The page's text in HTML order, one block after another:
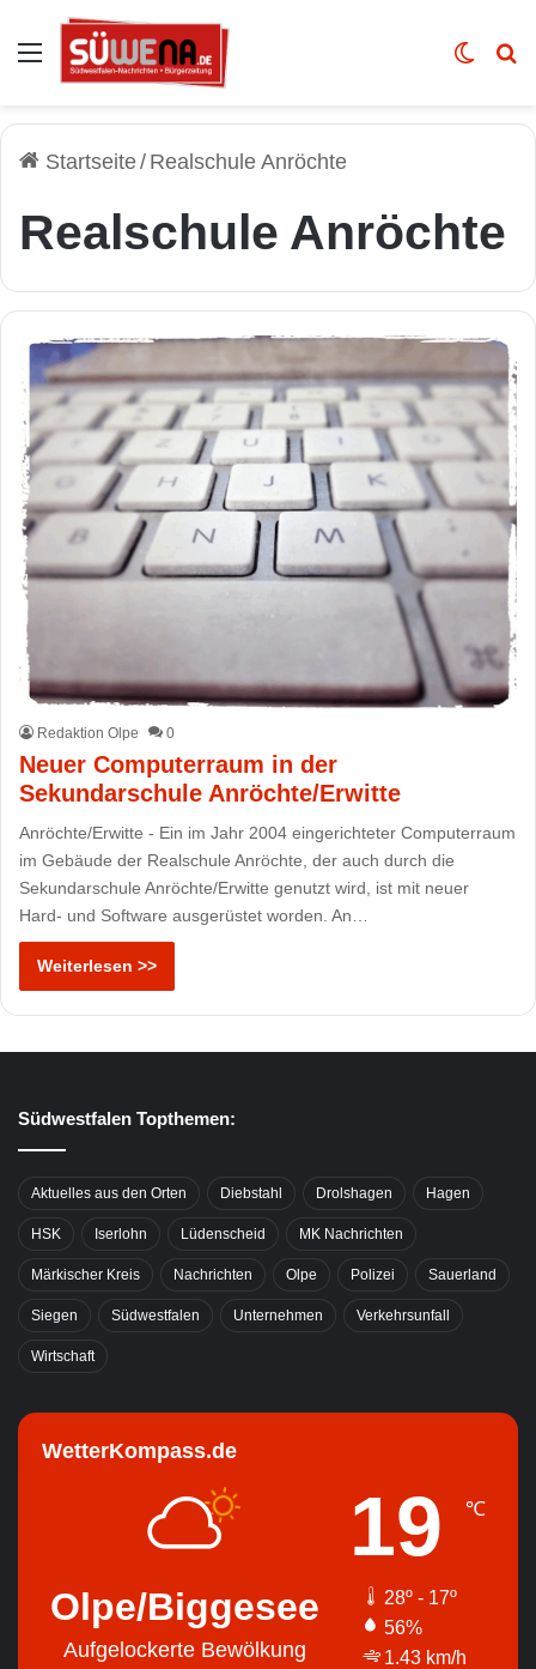
Auswahl Skin
Startseite/ Realschule Anröchte
Realschule Anröchte
Redaktion Olpe 0
Neuer Computerraum in der
Sekundarschule Anröchte/Erwitte
Anröchte/Erwitte - Ein im Jahr 2004 eingerichteter Computerraum
im Gebäude der Realschule Anröchte, der auch durch die
Sekundarschule Anröchte/Erwitte genutzt wird, ist mit neuer
Hard- und Software ausgerüstet worden. An…
Weiterlesen >>
Südwestfalen Topthemen:
Aktuelles aus den Orten Diebstahl Drolshagen Hagen
HSK Iserlohn Lüdenscheid MK Nachrichten
Märkischer Kreis Nachrichten Olpe Polizei Sauerland
Siegen Südwestfalen Unternehmen Verkehrsunfall
Wirtschaft
WetterKompass.de
Olpe/Biggesee
Aufgelockerte Bewölkung
19 ℃
28º - 17º
56%
1.43 km/h